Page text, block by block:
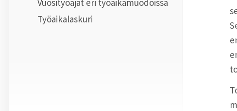
Vuosityöajat eri työaikamuodoissa
Työaikalaskuri